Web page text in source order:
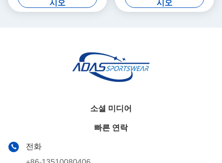
시오
시오
소셜 미디어
빠른 연락
전화